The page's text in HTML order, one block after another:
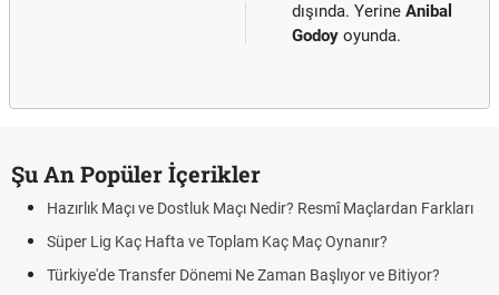
dışında. Yerine Anibal
Godoy oyunda.
Şu An Popüler İçerikler
Hazırlık Maçı ve Dostluk Maçı Nedir? Resmî Maçlardan Farkları
Süper Lig Kaç Hafta ve Toplam Kaç Maç Oynanır?
Türkiye'de Transfer Dönemi Ne Zaman Başlıyor ve Bitiyor?